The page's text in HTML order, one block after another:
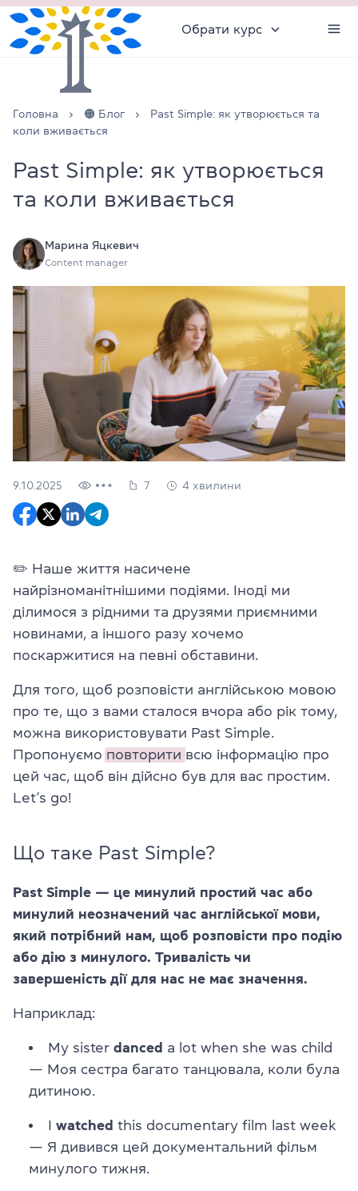
Обрати курс
Головна 🟠 Блог
Past Simple: як утворюється та
коли вживається
Past Simple: як утворюється
та коли вживається
Марина Яцкевич
Content manager
9.10.2025 7 4 хвилини
✏️ Наше життя насичене
найрізноманітнішими подіями. Іноді ми
ділимося з рідними та друзями приємними
новинами, а іншого разу хочемо
поскаржитися на певні обставини.
Для того, щоб розповісти англійською мовою
про те, що з вами сталося вчора або рік тому,
можна використовувати Past Simple.
Пропонуємо повторити всю інформацію про
цей час, щоб він дійсно був для вас простим.
Let’s go!
Що таке Past Simple?
Past Simple — це минулий простий час або
минулий неозначений час англійської мови,
який потрібний нам, щоб розповісти про подію
або дію з минулого. Тривалість чи
завершеність дії для нас не має значення.
Наприклад:
My sister danced a lot when she was child
— Моя сестра багато танцювала, коли була
дитиною.
I watched this documentary film last week
— Я дивився цей документальний фільм
минулого тижня.